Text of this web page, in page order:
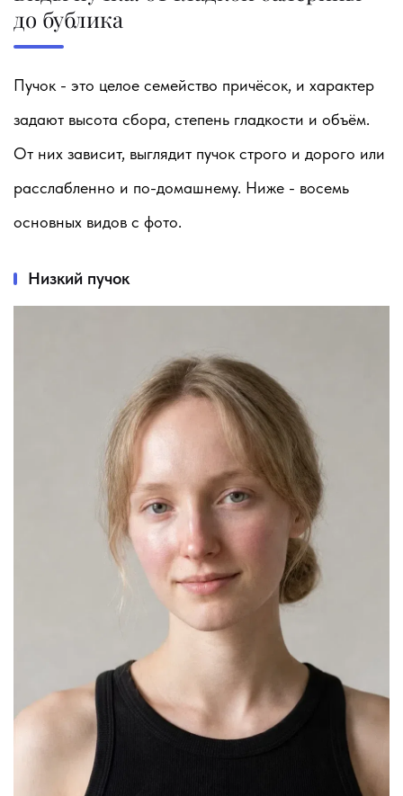
до бублика
Пучок - это целое семейство причёсок, и характер
задают высота сбора, степень гладкости и объём.
От них зависит, выглядит пучок строго и дорого или
расслабленно и по-домашнему. Ниже - восемь
основных видов с фото.
Низкий пучок